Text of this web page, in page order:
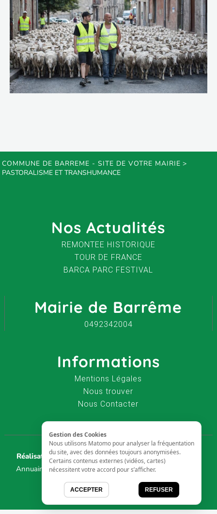
Gestion des Cookies
Nous utilisons Matomo pour analyser la fréquentation
du site, avec des données toujours anonymisées.
Certains contenus externes (vidéos, cartes)
nécessitent votre accord pour s’afficher.
ACCEPTER REFUSER
COMMUNE DE BARREME - SITE DE VOTRE MAIRIE >
PASTORALISME ET TRANSHUMANCE
Nos Actualités
REMONTEE HISTORIQUE
TOUR DE FRANCE
BARCA PARC FESTIVAL
Mairie de Barrême
0492342004
Informations
Mentions Légales
Nous trouver
Nous Contacter
Réalisation :AVAELYS - Agence Web Aix en Provence
Annuaire Entreprise Aix-en-Provence-Annuaire Aix-en-
Provence